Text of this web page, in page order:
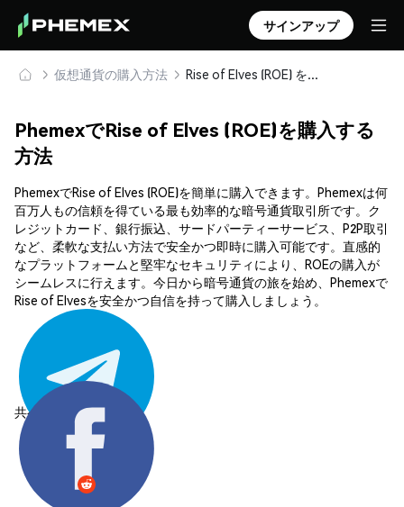
サインアップ
仮想通貨の購入方法 Rise of Elves (ROE) を安全に購入・保管
PhemexでRise of Elves (ROE)を購入する
方法
PhemexでRise of Elves (ROE)を簡単に購入できます。Phemexは何
百万人もの信頼を得ている最も効率的な暗号通貨取引所です。ク
レジットカード、銀行振込、サードパーティーサービス、P2P取引
など、柔軟な支払い方法で安全かつ即時に購入可能です。直感的
なプラットフォームと堅牢なセキュリティにより、ROEの購入が
シームレスに行えます。今日から暗号通貨の旅を始め、Phemexで
Rise of Elvesを安全かつ自信を持って購入しましょう。
共有する: